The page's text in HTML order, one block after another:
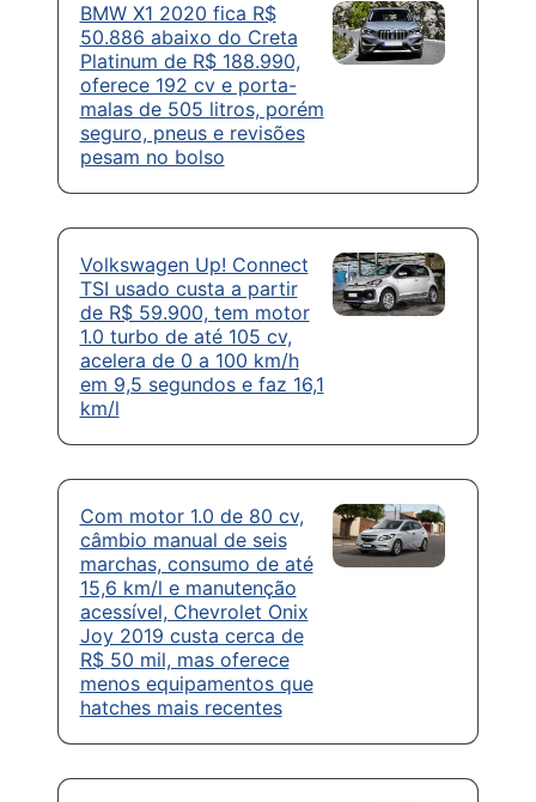
BMW X1 2020 fica R$
50.886 abaixo do Creta
Platinum de R$ 188.990,
oferece 192 cv e porta-
malas de 505 litros, porém
seguro, pneus e revisões
pesam no bolso
Volkswagen Up! Connect
TSI usado custa a partir
de R$ 59.900, tem motor
1.0 turbo de até 105 cv,
acelera de 0 a 100 km/h
em 9,5 segundos e faz 16,1
km/l
Com motor 1.0 de 80 cv,
câmbio manual de seis
marchas, consumo de até
15,6 km/l e manutenção
acessível, Chevrolet Onix
Joy 2019 custa cerca de
R$ 50 mil, mas oferece
menos equipamentos que
hatches mais recentes